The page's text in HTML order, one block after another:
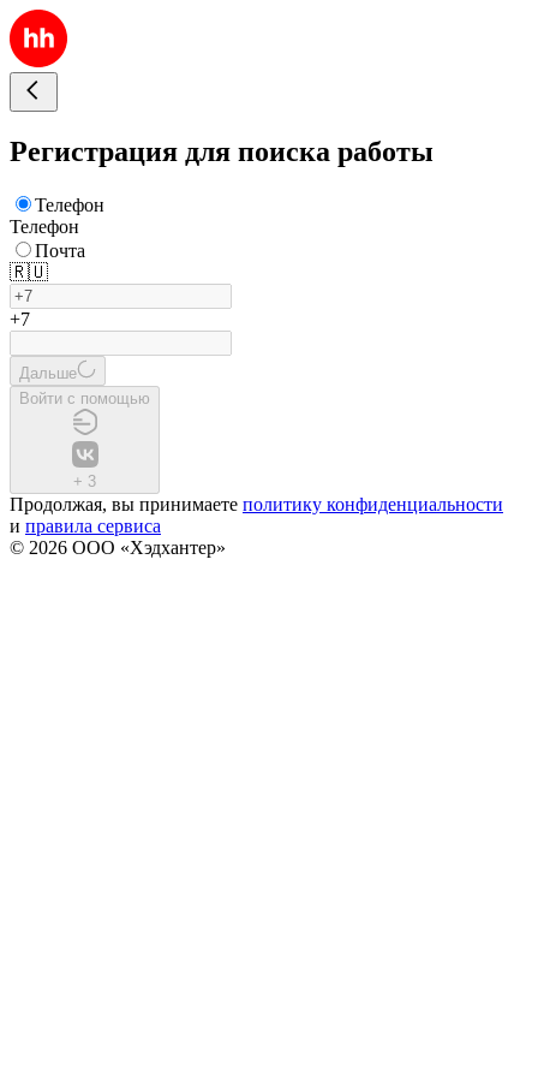
Регистрация для поиска работы
Телефон
Телефон
Почта
🇷🇺
+7
Дальше
Войти с помощью
+ 3
Продолжая, вы принимаете политику конфиденциальности
и правила сервиса
© 2026 ООО «Хэдхантер»